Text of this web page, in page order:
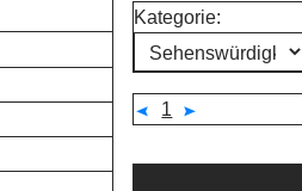
Kategorie:
1